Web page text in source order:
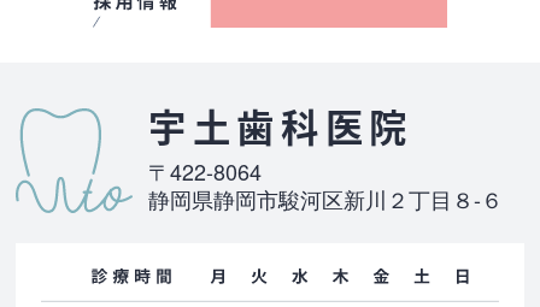
宇土歯科医院
〒422-8064
静岡県静岡市駿河区新川２丁目８-６